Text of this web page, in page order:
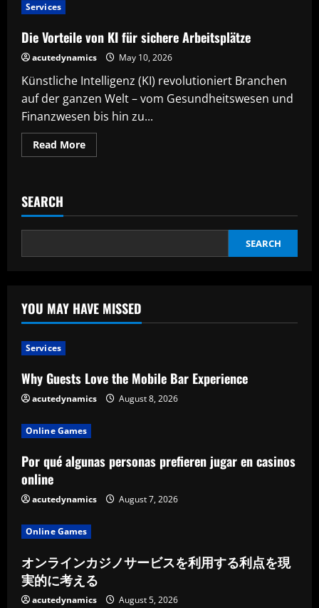
Services
Die Vorteile von KI für sichere Arbeitsplätze
acutedynamics May 10, 2026
Künstliche Intelligenz (KI) revolutioniert Branchen
auf der ganzen Welt – vom Gesundheitswesen und
Finanzwesen bis hin zu...
Read MoreRead
more
für
Arbeitsplätze
SEARCH
SEARCH
YOU MAY HAVE MISSED
Services
Why Guests Love the Mobile Bar Experience
acutedynamics August 8, 2026
Online Games
Por qué algunas personas prefieren jugar en casinos
online
acutedynamics August 7, 2026
Online Games
オンラインカジノサービスを利用する利点を現
実的に考える
acutedynamics August 5, 2026